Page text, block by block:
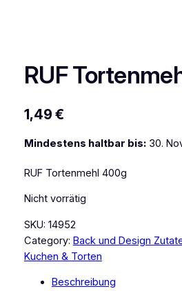
RUF
1,49 €
Mindestens haltbar bis:30.
RUF Tortenmehl 400g
Nicht vorrätig
SKU: 14952
Category: Back und Design
Kuchen & Torten
Beschreibung